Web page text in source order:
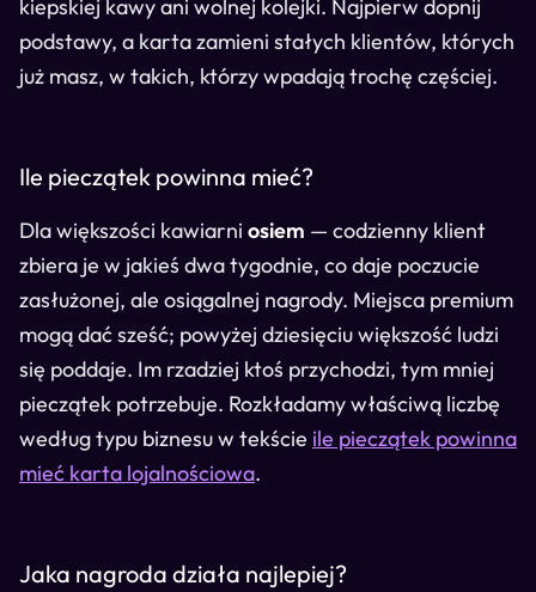
kiepskiej kawy ani wolnej kolejki. Najpierw dopnij
podstawy, a karta zamieni stałych klientów, których
już masz, w takich, którzy wpadają trochę częściej.
Ile pieczątek powinna mieć?
Dla większości kawiarni osiem — codzienny klient
zbiera je w jakieś dwa tygodnie, co daje poczucie
zasłużonej, ale osiągalnej nagrody. Miejsca premium
mogą dać sześć; powyżej dziesięciu większość ludzi
się poddaje. Im rzadziej ktoś przychodzi, tym mniej
pieczątek potrzebuje. Rozkładamy właściwą liczbę
według typu biznesu w tekście ile pieczątek powinna
mieć karta lojalnościowa.
Jaka nagroda działa najlepiej?